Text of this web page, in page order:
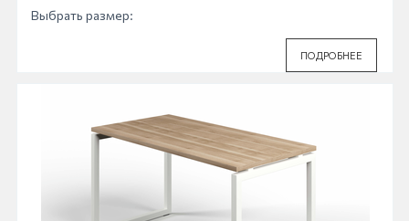
Выбрать размер:
ПОДРОБНЕЕ